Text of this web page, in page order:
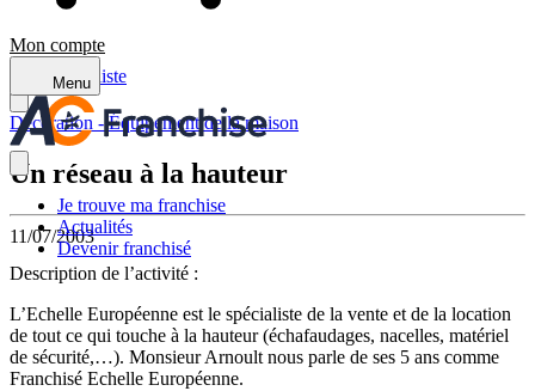
Mon compte
Menu
Je trouve ma franchise
Actualités
Devenir franchisé
Retour à la liste
Décoration - Équipement de la maison
Un réseau à la hauteur
11/07/2003
Description de l’activité :
L’Echelle Européenne est le spécialiste de la vente et de la location
de tout ce qui touche à la hauteur (échafaudages, nacelles, matériel
de sécurité,…). Monsieur Arnoult nous parle de ses 5 ans comme
Franchisé Echelle Européenne.